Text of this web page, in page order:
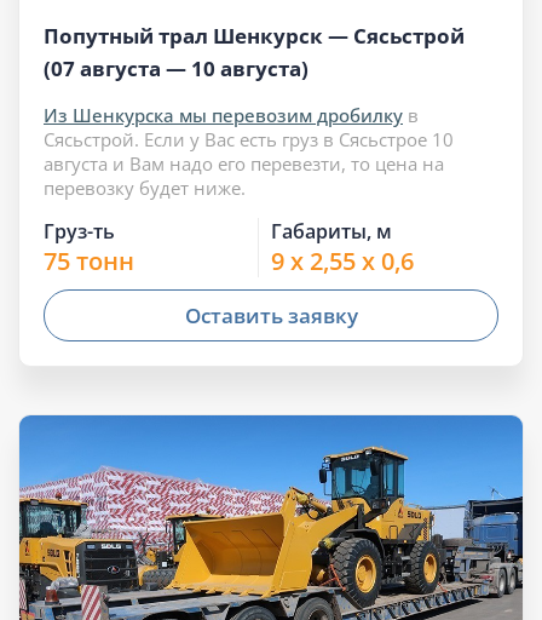
Попутный трал Шенкурск — Сясьстрой
(07 августа — 10 августа)
Из Шенкурска мы перевозим дробилку в
Сясьстрой. Если у Вас есть груз в Сясьстрое 10
августа и Вам надо его перевезти, то цена на
перевозку будет ниже.
Груз-ть
75 тонн
Габариты, м
9 x 2,55 x 0,6
Оставить заявку